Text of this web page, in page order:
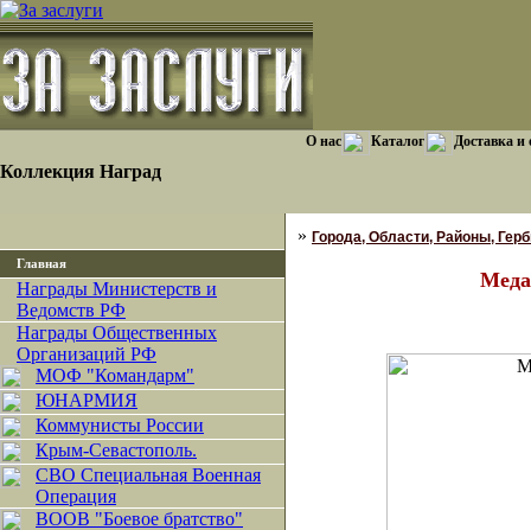
Коллекция Наград
О нас Каталог Доставка и
Главная
Награды Министерств и
Ведомств РФ
Награды Общественных
Организаций РФ
МОФ "Командарм"
ЮНАРМИЯ
Коммунисты России
Крым-Севастополь.
СВО Специальная Военная
Операция
ВООВ "Боевое братство"
» Города, Области, Районы,